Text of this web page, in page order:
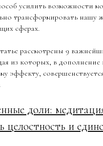
усилить возможности
трансформировать нашу
сферах.
рассмотрены 9
из которых, в дополнение
эффекту,
доли:
целостность и